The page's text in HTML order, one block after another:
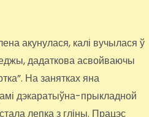
акунулася, калі вучылася ў
дадаткова асвойваючы
На занятках яна
дэкаратыўна-прыкладной
лепка з гліны. Працэс